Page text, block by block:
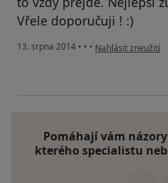
Vřele doporučuji ! :)
13. srpna 2014 • • • podle názoru
Nahlásit zneužití
Pomáhají vám
kterého specialistu